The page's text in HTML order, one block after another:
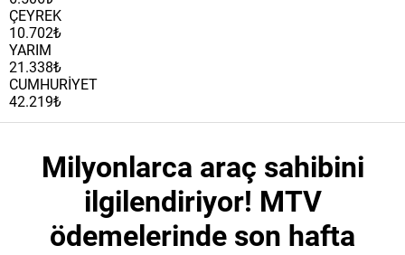
ÇEYREK
10.702₺
YARIM
21.338₺
CUMHURİYET
42.219₺
Milyonlarca araç sahibini
ilgilendiriyor! MTV
ödemelerinde son hafta